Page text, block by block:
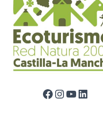
Facebook Instagram YouTube LinkedIn